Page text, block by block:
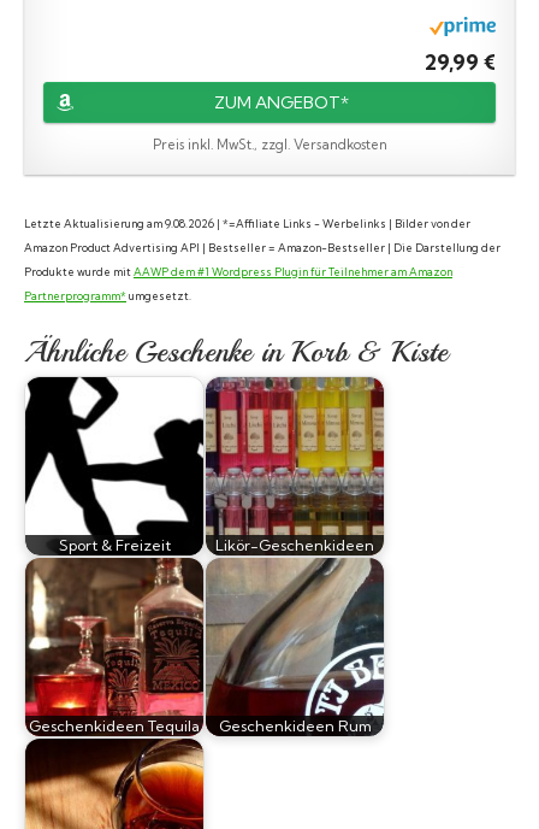
29,99 €
ZUM ANGEBOT*
Preis inkl. MwSt., zzgl. Versandkosten
Letzte Aktualisierung am 9.08.2026 | *=Affiliate Links - Werbelinks | Bilder von der
Amazon Product Advertising API | Bestseller = Amazon-Bestseller | Die Darstellung der
Produkte wurde mitAAWP dem #1 Wordpress Plugin für Teilnehmer am Amazon
Partnerprogramm*umgesetzt.
Ähnliche Geschenke in Korb & Kiste
Sport & Freizeit Likör-Geschenkideen
Geschenkideen Tequila Geschenkideen Rum